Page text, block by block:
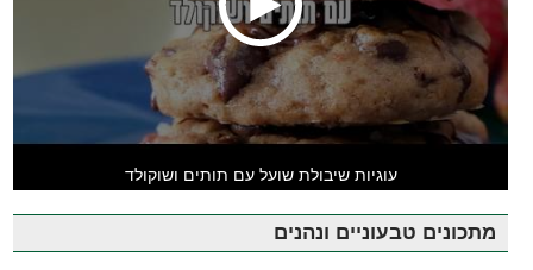
עוגיות שיבולת שועל עם תותים ושוקולד
מתכונים טבעוניים ונהנים